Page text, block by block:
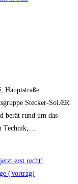
Hauptstraße
Stecker-SolÆR
berät rund um das
Technik,…